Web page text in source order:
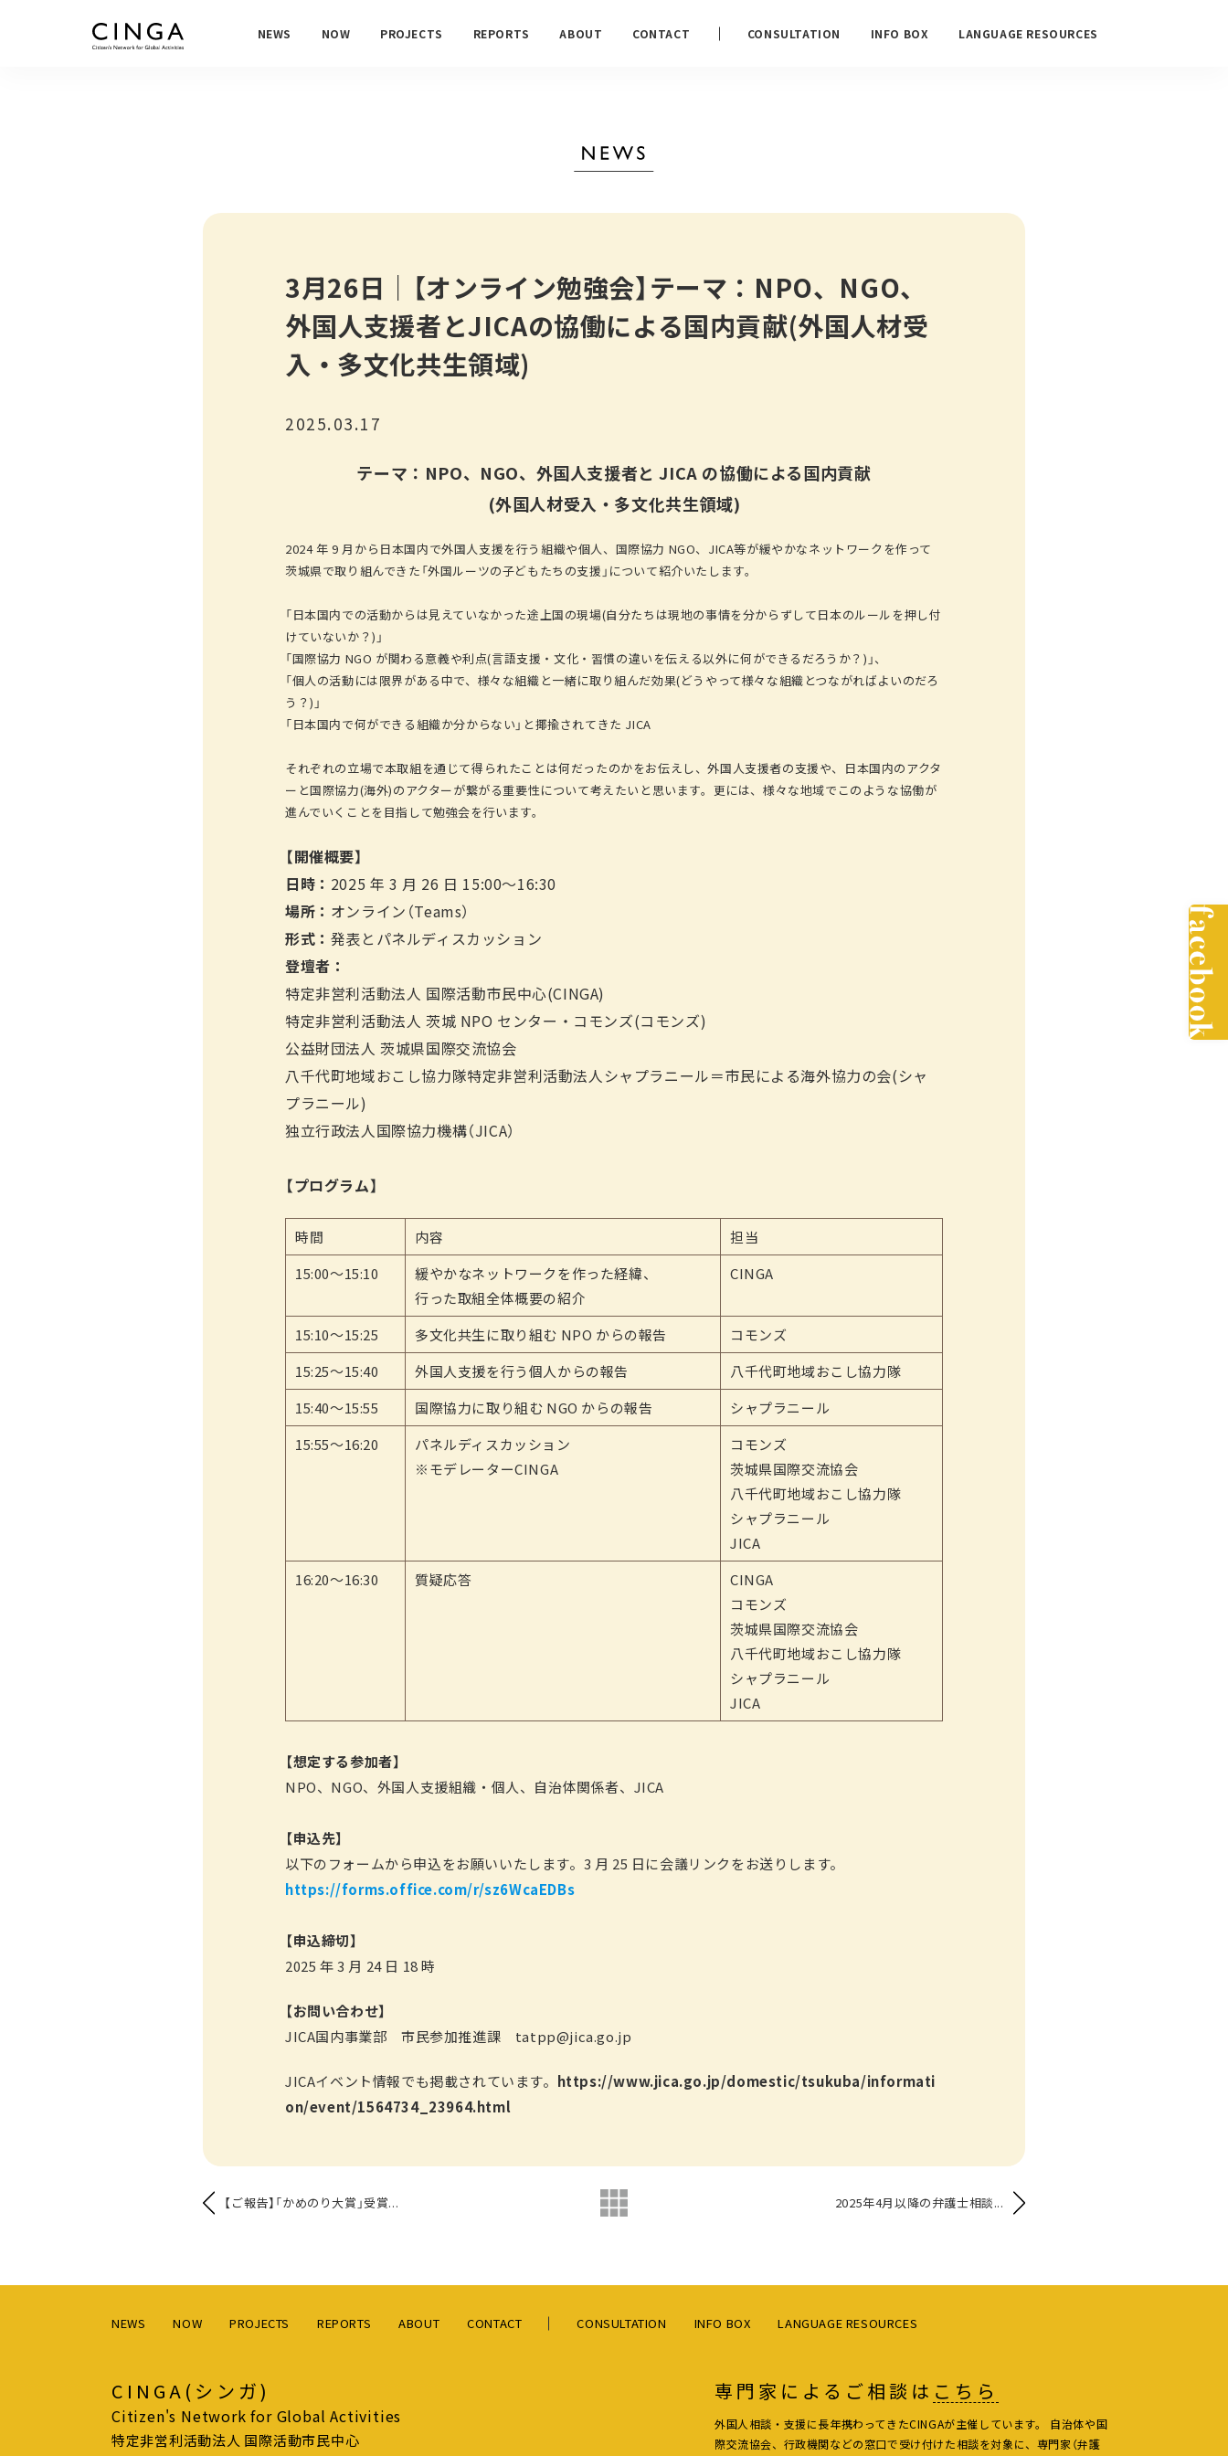
NEWS NOW PROJECTS REPORTS ABOUT CONTACT CONSULTATION INFO BOX LANGUAGE RESOURCES
3月26日｜【オンライン勉強会】テーマ：NPO、NGO、
外国人支援者とJICAの協働による国内貢献(外国人材受
入・多文化共生領域)
2025.03.17
テーマ：NPO、NGO、外国人支援者と JICA の協働による国内貢献
(外国人材受入・多文化共生領域)
2024 年 9 月から日本国内で外国人支援を行う組織や個人、国際協力 NGO、JICA等が緩やかなネットワークを作って
茨城県で取り組んできた「外国ルーツの子どもたちの支援」について紹介いたします。
「日本国内での活動からは見えていなかった途上国の現場(自分たちは現地の事情を分からずして日本のルールを押し付
けていないか？)」
「国際協力 NGO が関わる意義や利点(言語支援・文化・習慣の違いを伝える以外に何ができるだろうか？)」、
「個人の活動には限界がある中で、様々な組織と一緒に取り組んだ効果(どうやって様々な組織とつながればよいのだろ
う？)」
「日本国内で何ができる組織か分からない」と揶揄されてきた JICA
それぞれの立場で本取組を通じて得られたことは何だったのかをお伝えし、外国人支援者の支援や、日本国内のアクタ
ーと国際協力(海外)のアクターが繋がる重要性について考えたいと思います。更には、様々な地域でこのような協働が
進んでいくことを目指して勉強会を行います。
【開催概要】
日時： 2025 年 3 月 26 日 15:00～16:30
場所： オンライン（Teams）
形式： 発表とパネルディスカッション
登壇者：
特定非営利活動法人 国際活動市民中心(CINGA)
特定非営利活動法人 茨城 NPO センター・コモンズ(コモンズ)
公益財団法人 茨城県国際交流協会
八千代町地域おこし協力隊特定非営利活動法人シャプラニール＝市民による海外協力の会(シャ
プラニール)
独立行政法人国際協力機構（JICA）
【プログラム】
時間 内容
担当
15:00～15:10
緩やかなネットワークを作った経緯、
行った取組全体概要の紹介
CINGA
15:10～15:25 多文化共生に取り組む NPO からの報告
コモンズ
15:25～15:40
外国人支援を行う個人からの報告
八千代町地域おこし協力隊
15:40～15:55
国際協力に取り組む NGO からの報告
シャプラニール
15:55～16:20
パネルディスカッション
※モデレーターCINGA
コモンズ
茨城県国際交流協会
八千代町地域おこし協力隊
シャプラニール
JICA
16:20～16:30
質疑応答
CINGA
コモンズ
茨城県国際交流協会
八千代町地域おこし協力隊
シャプラニール
JICA
【想定する参加者】
NPO、NGO、外国人支援組織・個人、自治体関係者、JICA
【申込先】
以下のフォームから申込をお願いいたします。3 月 25 日に会議リンクをお送りします。
https://forms.office.com/r/sz6WcaEDBs
【申込締切】
2025 年 3 月 24 日 18 時
【お問い合わせ】
JICA国内事業部 市民参加推進課 tatpp@jica.go.jp
JICAイベント情報でも掲載されています。 https://www.jica.go.jp/domestic/tsukuba/informati
on/event/1564734_23964.html
【ご報告】「かめのり大賞」受賞... 2025年4月以降の弁護士相談...
NEWS NOW PROJECTS REPORTS ABOUT CONTACT CONSULTATION INFO BOX LANGUAGE RESOURCES
CINGA(シンガ)
Citizen's Network for Global Activities
特定非営利活動法人 国際活動市民中心
専門家によるご相談は こちら
外国人相談・支援に長年携わってきたCINGAが主催しています。 自治体や国
際交流協会、行政機関などの窓口で受け付けた相談を対象に、専門家（弁護